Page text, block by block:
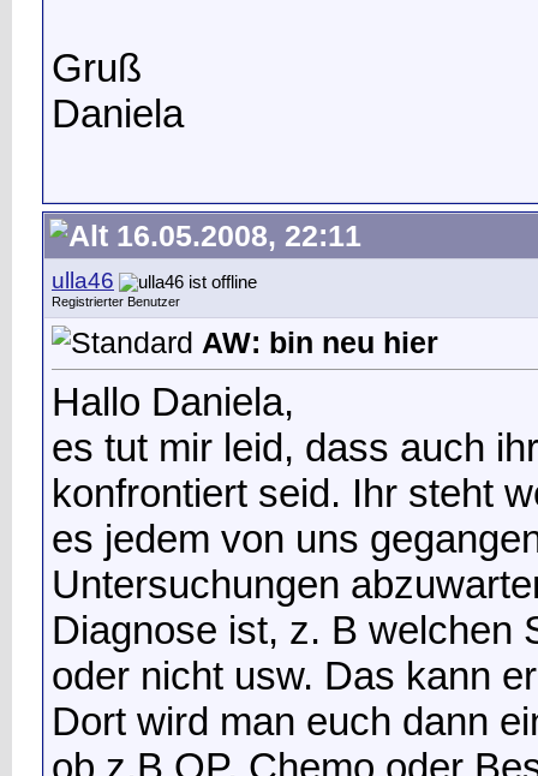
Gruß
Daniela
16.05.2008, 22:11
ulla46
Registrierter Benutzer
AW: bin neu hier
Hallo Daniela,
es tut mir leid, dass auch
konfrontiert seid. Ihr steht
es jedem von uns
Untersuchungen
Diagnose ist, z. B welchen
oder nicht usw. Das kann
Dort wird man euch dann
ob z.B OP, Chemo oder